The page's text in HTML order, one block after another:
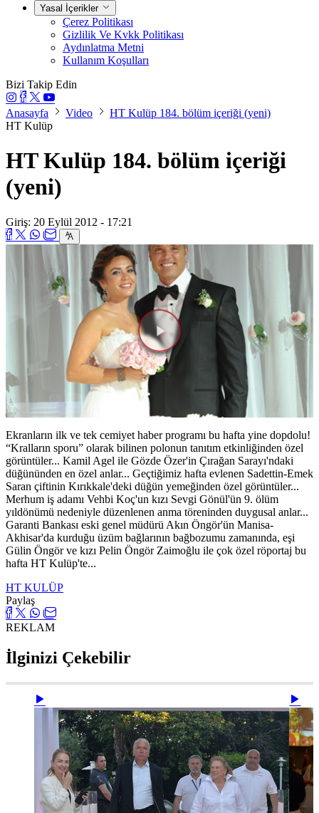
Yasal İçerikler
Çerez Politikası
Gizlilik Ve Kvkk Politikası
Aydınlatma Metni
Kullanım Koşulları
Bizi Takip Edin
Anasayfa Video
HT Kulüp 184. bölüm içeriği (yeni)
HT Kulüp
HT Kulüp 184. bölüm içeriği
(yeni)
Giriş: 20 Eylül 2012 - 17:21
Videoyu
Oynat
Ekranların ilk ve tek cemiyet haber programı bu hafta yine dopdolu!
“Kralların sporu” olarak bilinen polonun tanıtım etkinliğinden özel
görüntüler... Kamil Agel ile Gözde Özer'in Çırağan Sarayı'ndaki
düğününden en özel anlar... Geçtiğimiz hafta evlenen Sadettin-Emek
Saran çiftinin Kırıkkale'deki düğün yemeğinden özel görüntüler...
Merhum iş adamı Vehbi Koç'un kızı Sevgi Gönül'ün 9. ölüm
yıldönümü nedeniyle düzenlenen anma töreninden duygusal anlar...
Garanti Bankası eski genel müdürü Akın Öngör'ün Manisa-
Akhisar'da kurduğu üzüm bağlarının bağbozumu zamanında, eşi
Gülin Öngör ve kızı Pelin Öngör Zaimoğlu ile çok özel röportaj bu
hafta HT Kulüp'te...
HT KULÜP
Paylaş
REKLAM
İlginizi Çekebilir